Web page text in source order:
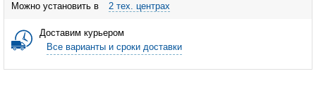
Можно установить в 2 тех. центрах
Доставим курьером
Все варианты и сроки доставки